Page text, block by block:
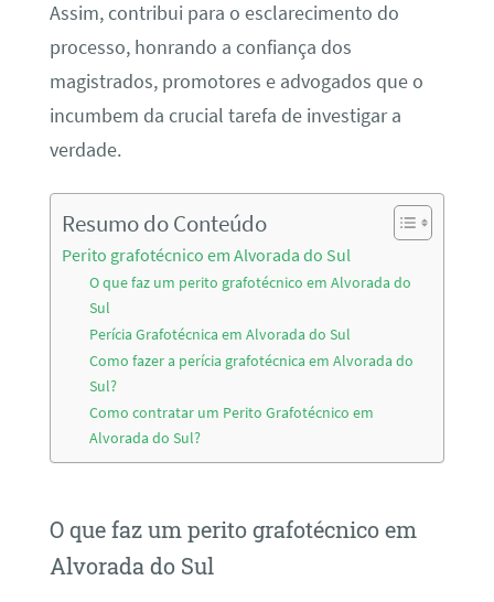
Assim, contribui para o esclarecimento do
processo, honrando a confiança dos
magistrados, promotores e advogados que o
incumbem da crucial tarefa de investigar a
verdade.
Resumo do Conteúdo
Perito grafotécnico em Alvorada do Sul
O que faz um perito grafotécnico em Alvorada do
Sul
Perícia Grafotécnica em Alvorada do Sul
Como fazer a perícia grafotécnica em Alvorada do
Sul?
Como contratar um Perito Grafotécnico em
Alvorada do Sul?
O que faz um perito grafotécnico em
Alvorada do Sul